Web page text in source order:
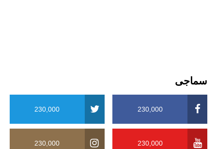
سماجی
230,000
230,000
230,000
230,000